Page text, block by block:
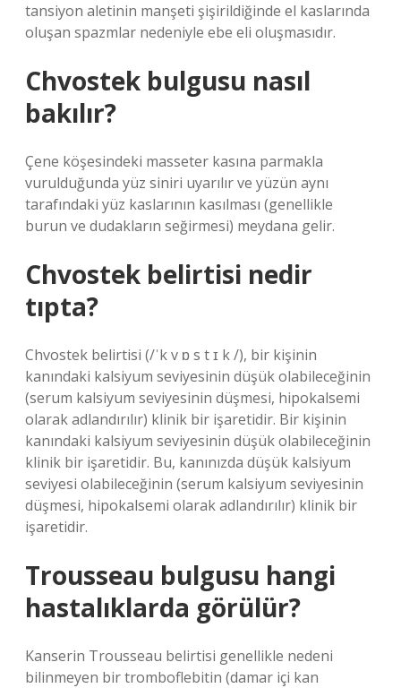
tansiyon aletinin manşeti şişirildiğinde el kaslarında
oluşan spazmlar nedeniyle ebe eli oluşmasıdır.
Chvostek bulgusu nasıl
bakılır?
Çene köşesindeki masseter kasına parmakla
vurulduğunda yüz siniri uyarılır ve yüzün aynı
tarafındaki yüz kaslarının kasılması (genellikle
burun ve dudakların seğirmesi) meydana gelir.
Chvostek belirtisi nedir
tıpta?
Chvostek belirtisi (/ˈk v ɒ s t ɪ k /), bir kişinin
kanındaki kalsiyum seviyesinin düşük olabileceğinin
(serum kalsiyum seviyesinin düşmesi, hipokalsemi
olarak adlandırılır) klinik bir işaretidir. Bir kişinin
kanındaki kalsiyum seviyesinin düşük olabileceğinin
klinik bir işaretidir. Bu, kanınızda düşük kalsiyum
seviyesi olabileceğinin (serum kalsiyum seviyesinin
düşmesi, hipokalsemi olarak adlandırılır) klinik bir
işaretidir.
Trousseau bulgusu hangi
hastalıklarda görülür?
Kanserin Trousseau belirtisi genellikle nedeni
bilinmeyen bir tromboflebitin (damar içi kan